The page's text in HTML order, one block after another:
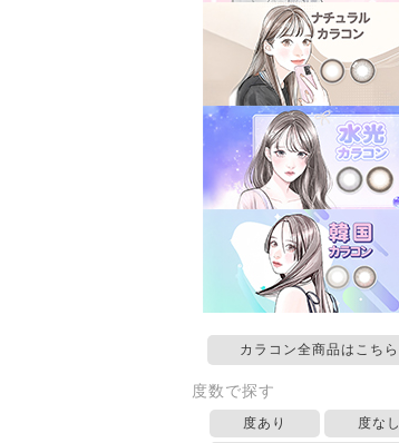
カラコン全商品はこちら
度数で探す
度あり 度なし